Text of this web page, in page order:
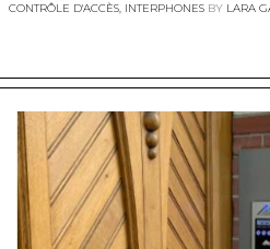
CONTRÔLE D'ACCÈS, INTERPHONES BY LARA